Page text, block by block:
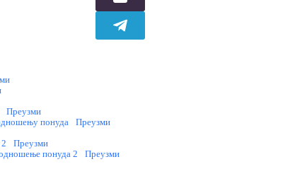
Преузми
понуда
Преузми
Преузми
понуда 2
Преузми